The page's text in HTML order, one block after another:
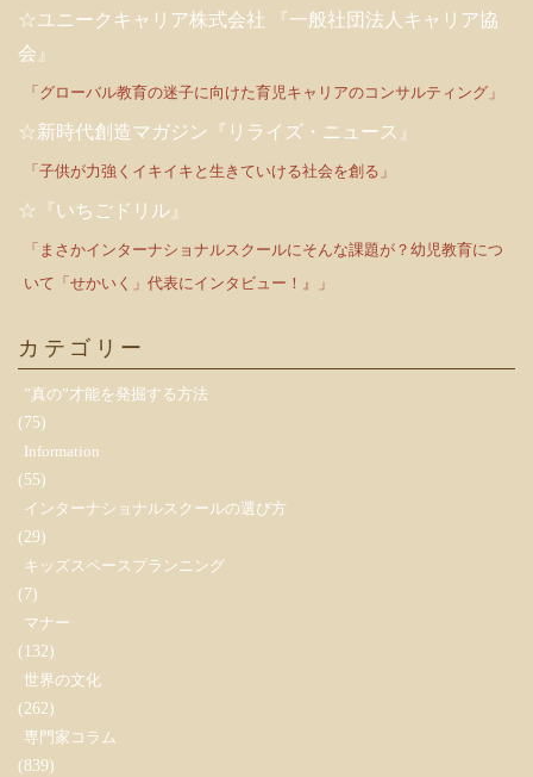
☆ユニークキャリア株式会社 『一般社団法人キャリア協
会』
「グローバル教育の迷子に向けた育児キャリアのコンサルティング」
☆新時代創造マガジン『リライズ・ニュース』
「子供が力強くイキイキと生きていける社会を創る」
☆『いちごドリル』
「まさかインターナショナルスクールにそんな課題が？幼児教育につ
いて「せかいく」代表にインタビュー！』」
カテゴリー
”真の”才能を発掘する方法
(75)
Information
(55)
インターナショナルスクールの選び方
(29)
キッズスペースプランニング
(7)
マナー
(132)
世界の文化
(262)
専門家コラム
(839)